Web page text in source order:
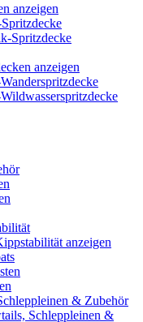
anzeigen
Spritzdecke
anzeigen
anzeigen
& Zubehör
Schleppleinen &